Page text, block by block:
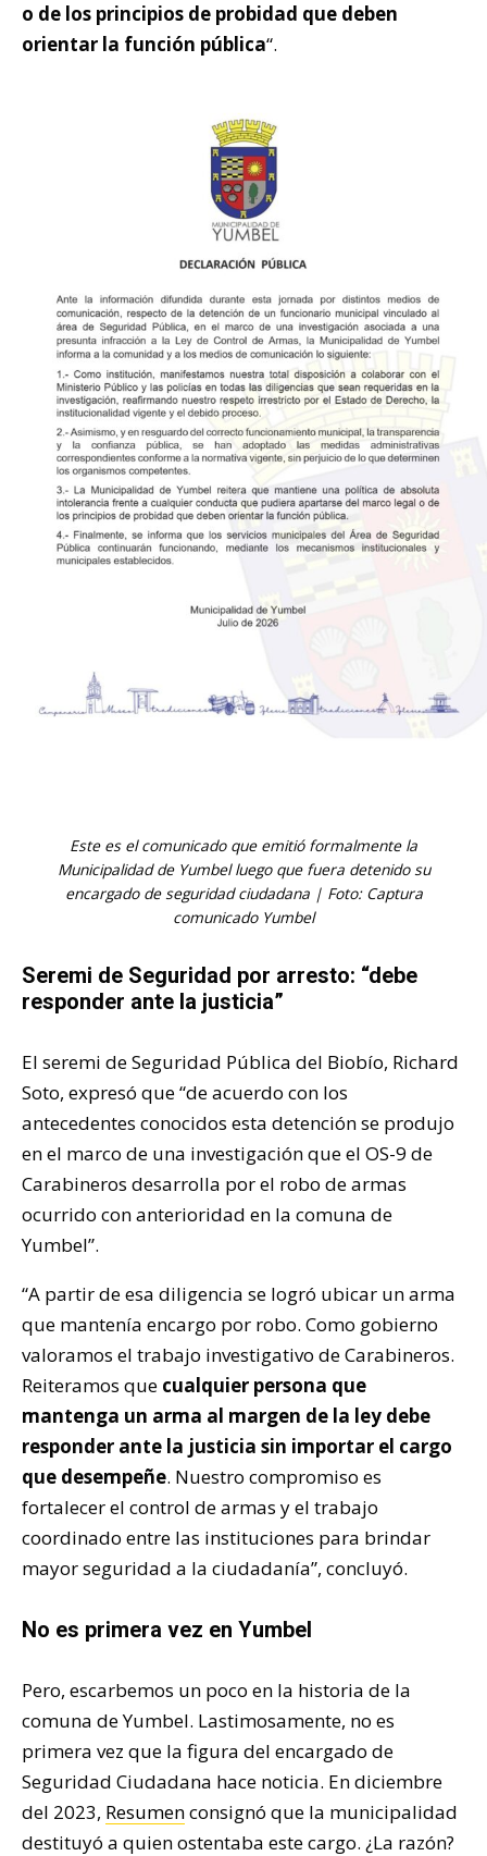
o de los principios de probidad que deben
orientar la función pública“.
Este es el comunicado que emitió formalmente la
Municipalidad de Yumbel luego que fuera detenido su
encargado de seguridad ciudadana | Foto: Captura
comunicado Yumbel
Seremi de Seguridad por arresto: “debe
responder ante la justicia”
El seremi de Seguridad Pública del Biobío, Richard
Soto, expresó que “de acuerdo con los
antecedentes conocidos esta detención se produjo
en el marco de una investigación que el OS-9 de
Carabineros desarrolla por el robo de armas
ocurrido con anterioridad en la comuna de
Yumbel”.
“A partir de esa diligencia se logró ubicar un arma
que mantenía encargo por robo. Como gobierno
valoramos el trabajo investigativo de Carabineros.
Reiteramos que cualquier persona que
mantenga un arma al margen de la ley debe
responder ante la justicia sin importar el cargo
que desempeñe. Nuestro compromiso es
fortalecer el control de armas y el trabajo
coordinado entre las instituciones para brindar
mayor seguridad a la ciudadanía”, concluyó.
No es primera vez en Yumbel
Pero, escarbemos un poco en la historia de la
comuna de Yumbel. Lastimosamente, no es
primera vez que la figura del encargado de
Seguridad Ciudadana hace noticia. En diciembre
del 2023, Resumenconsignó que la municipalidad
destituyó a quien ostentaba este cargo. ¿La razón?